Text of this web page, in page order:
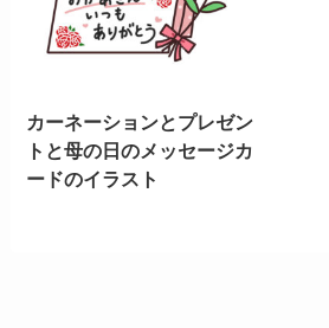
カーネーションとプレゼン
トと母の日のメッセージカ
ードのイラスト